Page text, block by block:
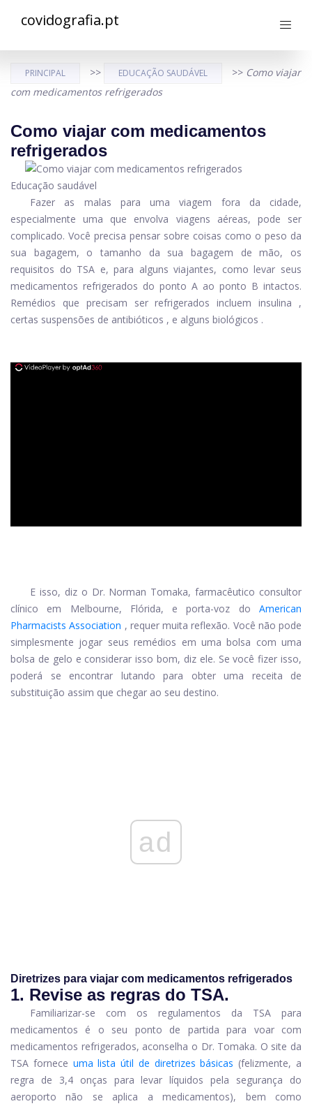
covidografia.pt
PRINCIPAL >> EDUCAÇÃO SAUDÁVEL >> Como viajar
com medicamentos refrigerados
Como viajar com medicamentos
refrigerados
Educação saudável
Fazer as malas para uma viagem fora da cidade,
especialmente uma que envolva viagens aéreas, pode ser
complicado. Você precisa pensar sobre coisas como o peso da
sua bagagem, o tamanho da sua bagagem de mão, os
requisitos do TSA e, para alguns viajantes, como levar seus
medicamentos refrigerados do ponto A ao ponto B intactos.
Remédios que precisam ser refrigerados incluem insulina
,
certas suspensões de antibióticos , e alguns biológicos .
E isso, diz o Dr. Norman Tomaka, farmacêutico consultor
clínico em Melbourne, Flórida, e porta-voz do
American
Pharmacists Association , requer muita reflexão. Você não pode
simplesmente jogar seus remédios em uma bolsa com uma
bolsa de gelo e considerar isso bom, diz ele. Se você fizer isso,
poderá se encontrar lutando para obter uma receita de
substituição assim que chegar ao seu destino.
ad
Diretrizes para viajar com medicamentos refrigerados
1. Revise as regras do TSA.
Familiarizar-se com os regulamentos da TSA para
medicamentos é o seu ponto de partida para voar com
medicamentos refrigerados, aconselha o Dr. Tomaka. O site da
TSA fornece uma lista útil de diretrizes básicas (felizmente, a
regra de 3,4 onças para levar líquidos pela segurança do
aeroporto não se aplica a medicamentos), bem como